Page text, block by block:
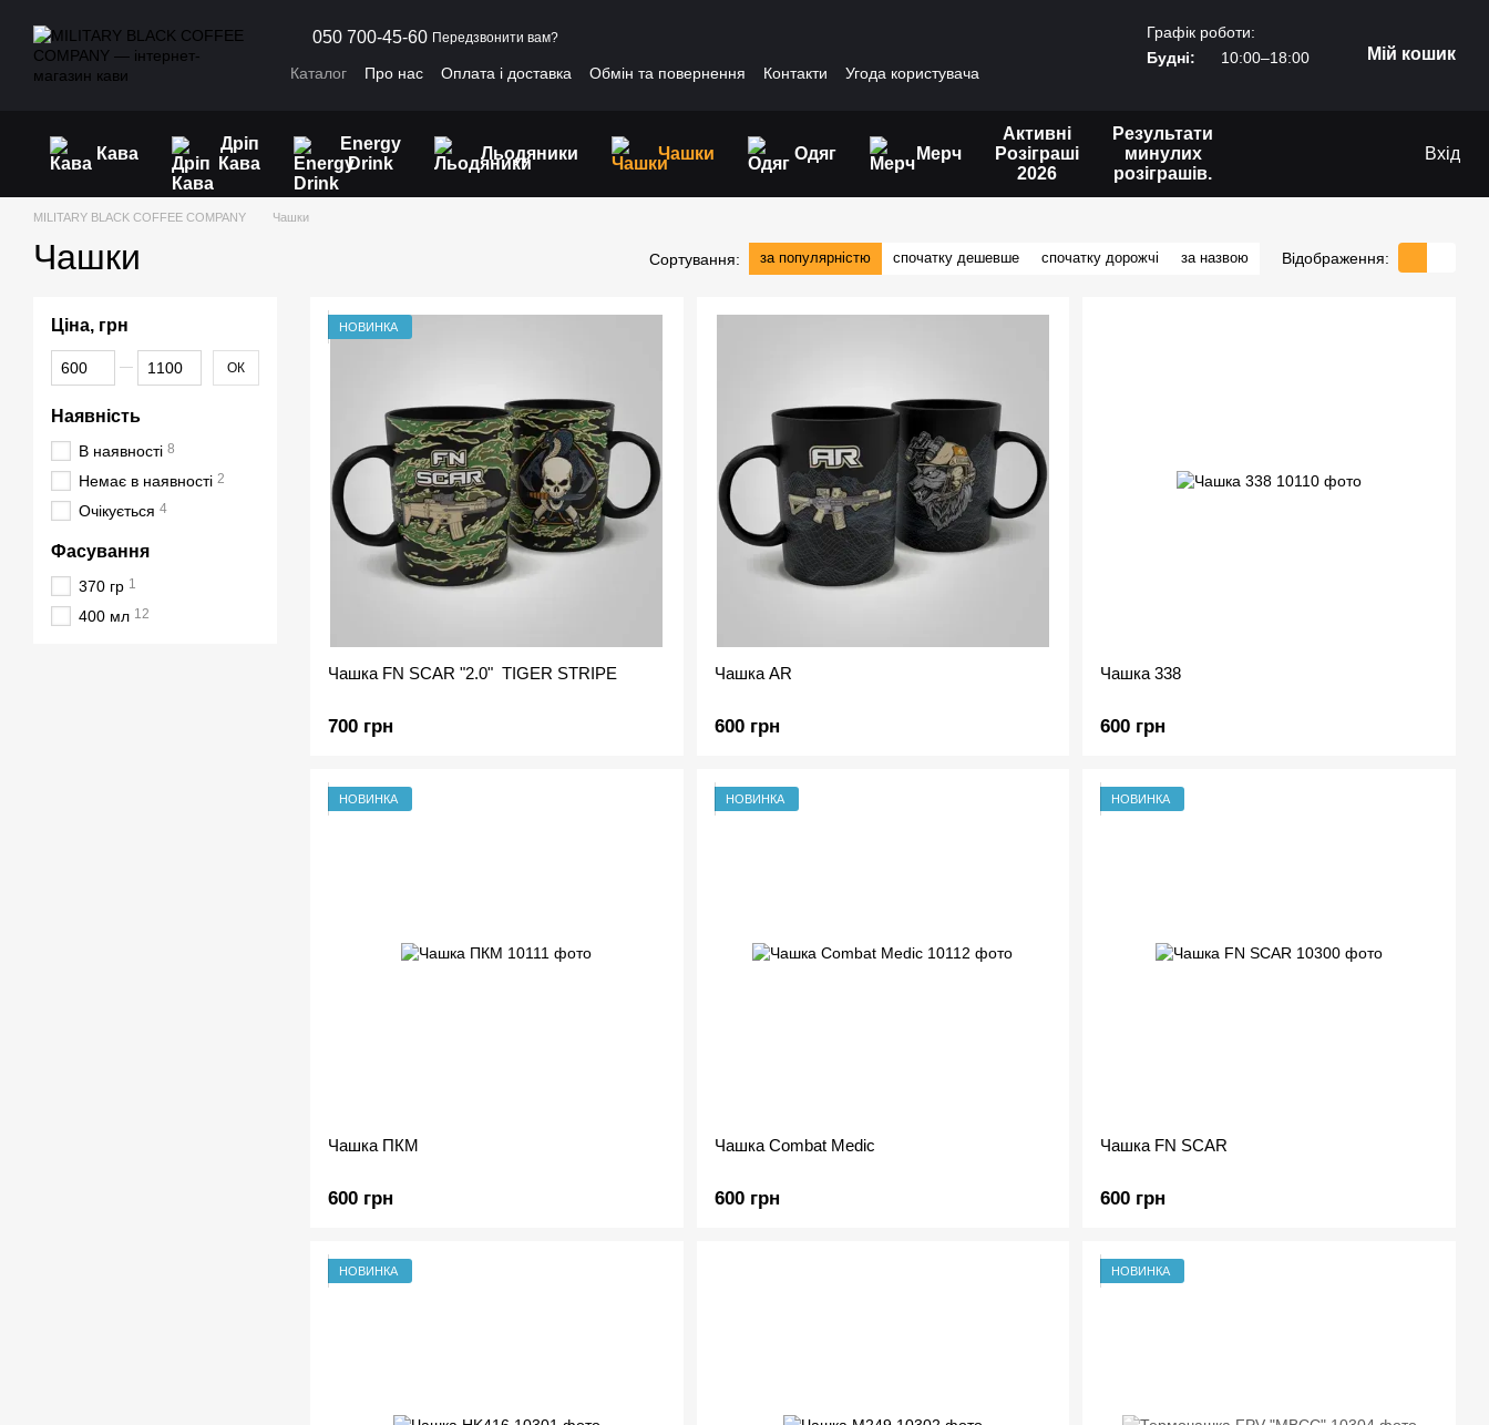
050 700-45-60 Передзвонити вам?
Каталог Про нас Оплата і доставка Обмін та повернення Контакти
Угода користувача
Графік роботи:
Будні:
10:00–18:00 Мій кошик
Кава
Дріп
Кава
Energy
Drink
Льодяники Чашки Одяг Мерч
Активні
Розіграші
2026
Результати
минулих
розіграшів.
Вхід
MILITARY BLACK COFFEE COMPANY Чашки
Чашки Сортування: за популярністю спочатку дешевше спочатку дорожчі за назвою Відображення:
НОВИНКА
Чашка FN SCAR "2.0" TIGER STRIPE
700 грн
Чашка AR
600 грн
Чашка 338
600 грн
НОВИНКА
Чашка ПКМ
600 грн
НОВИНКА
Чашка Сombat Medic
600 грн
НОВИНКА
Чашка FN SCAR
600 грн
НОВИНКА НОВИНКА
Ціна, грн
Від Ціна, грн
До Ціна, грн ОК
Наявність
В наявності 8
Немає в наявності 2
Очікується 4
Фасування
370 гр 1
400 мл 12